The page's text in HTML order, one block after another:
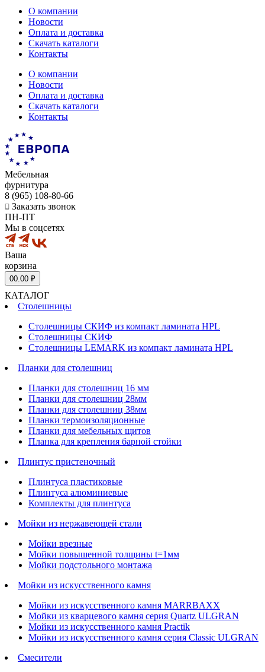
О компании
Новости
Оплата и доставка
Скачать каталоги
Контакты
О компании
Новости
Оплата и доставка
Скачать каталоги
Контакты
Мебельная
фурнитура
8 (965) 108-80-66
Заказать звонок
ПН-ПТ
Мы в соцсетях
Ваша
корзина
00.00 ₽
КАТАЛОГ
Столешницы
Столешницы СКИФ из компакт ламината HPL
Столешницы СКИФ
Столешницы LEMARK из компакт ламината HPL
Планки для столешниц
Планки для столешниц 16 мм
Планки для столешниц 28мм
Планки для столешниц 38мм
Планки термоизоляционные
Планки для мебельных щитов
Планка для крепления барной стойки
Плинтус пристеночный
Плинтуса пластиковые
Плинтуса алюминиевые
Комплекты для плинтуса
Мойки из нержавеющей стали
Мойки врезные
Мойки повышенной толщины t=1мм
Мойки подстольного монтажа
Мойки из искусственного камня
Мойки из искусственного камня MARRBAXX
Мойки из кварцевого камня серия Quartz ULGRAN
Мойки из искусственного камня Practik
Мойки из искусственного камня серия Classic ULGRAN
Смесители